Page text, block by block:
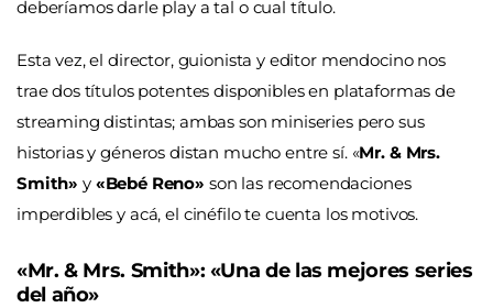
deberíamos darle play a tal o cual título.
Esta vez, el director, guionista y editor mendocino nos
trae dos títulos potentes disponibles en plataformas de
streaming distintas; ambas son miniseries pero sus
historias y géneros distan mucho entre sí. «Mr. & Mrs.
Smith» y «Bebé Reno» son las recomendaciones
imperdibles y acá, el cinéfilo te cuenta los motivos.
«Mr. & Mrs. Smith»: «Una de las mejores series
del año»